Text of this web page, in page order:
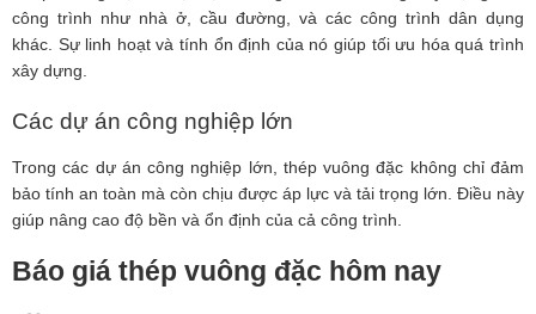
công trình như nhà ở, cầu đường, và các công trình dân dụng
khác. Sự linh hoạt và tính ổn định của nó giúp tối ưu hóa quá trình
xây dựng.
Các dự án công nghiệp lớn
Trong các dự án công nghiệp lớn, thép vuông đặc không chỉ đảm
bảo tính an toàn mà còn chịu được áp lực và tải trọng lớn. Điều này
giúp nâng cao độ bền và ổn định của cả công trình.
Báo giá thép vuông đặc hôm nay